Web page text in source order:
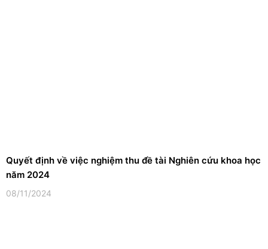
Quyết định về việc nghiệm thu đề tài Nghiên cứu khoa học
năm 2024
08/11/2024